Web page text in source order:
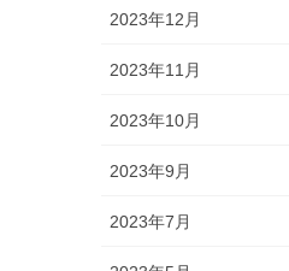
2023年12月
2023年11月
2023年10月
2023年9月
2023年7月